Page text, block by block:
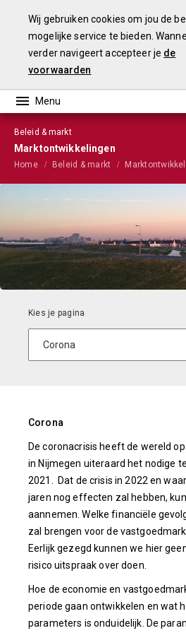
Wij gebruiken cookies om jou de
mogelijke service te bieden.
verder navigeert accepteer je de
voorwaarden
Beleid & markt
Marktontwikkelingen
Home Beleid & markt
Corona
De coronacrisis heeft de wereld
in Nijmegen uiteraard het nodige
2021. Dat de crisis in 2022 en
jaren nog effecten zal hebben,
aannemen. Welke financiële
zal brengen voor de
Eerlijk gezegd kunnen we hier
risico uitspraak over doen.
Hoe de economie en
periode gaan ontwikkelen en wat
parameters is onduidelijk. De